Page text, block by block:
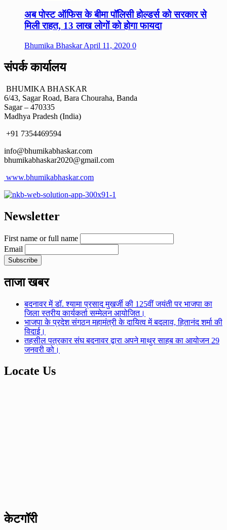
अब पोस्ट ऑफिस के बीमा पॉलिसी होल्डर्स को सरकार से
मिली राहत, 13 लाख लोगों को होगा फायदा
Bhumika BhaskarApril 11, 2020 0
संपर्क कार्यालय
BHUMIKA BHASKAR
6/43, Sagar Road, Bara Chouraha, Banda
Sagar – 470335
Madhya Pradesh (India)
+91 7354469594
info@bhumikabhaskar.com
bhumikabhaskar2020@gmail.com
www.bhumikabhaskar.com
Newsletter
First name or full name
Email
ताजा खबर
बदनावर में डॉ. श्यामा प्रसाद मुखर्जी की 125वीं जयंती पर भाजपा का
जिला स्तरीय कार्यकर्ता सम्मेलन आयोजित।
भाजपा के प्रदेश संगठन महामंत्री के दायित्व में बदलाव, हितानंद शर्मा की
विदाई।
तहसील पत्रकार संघ बदनावर द्वारा अपने माथुर साहब का आयोजन 29
जनवरी को।
Locate Us
केटगॉरी